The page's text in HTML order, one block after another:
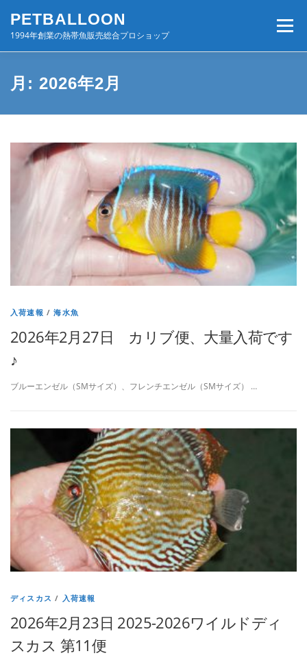
ッ
PETBALLOON
1994年創業の熱帯魚販売総合プロショップ
メニュー
ホーム 入荷速報
月: 2026年2月
入荷速報 /海水魚
2026年2月27日 カリブ便、大量入荷です
♪
ブルーエンゼル（SMサイズ）、フレンチエンゼル（SMサイズ） …
ディスカス / 入荷速報
2026年2月23日 2025-2026ワイルドディ
スカス 第11便